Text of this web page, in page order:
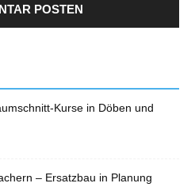
Kurse in Döben und
– Ersatzbau in Planung